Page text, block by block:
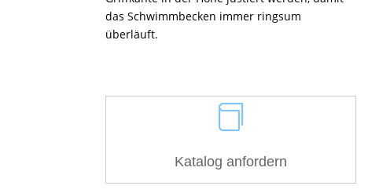
das Schwimmbecken immer ringsum
überläuft.

Katalog anfordern